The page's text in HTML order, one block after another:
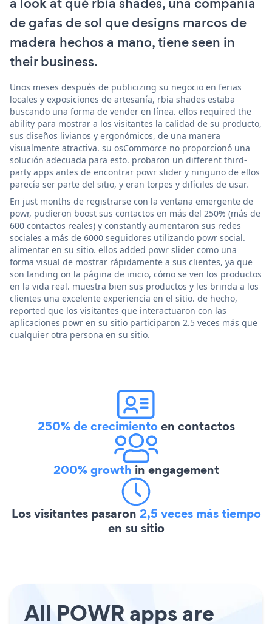
de gafas de sol que designs marcos de
madera hechos a mano, tiene seen in
their business.
Unos meses después de publicizing su negocio en ferias
locales y exposiciones de artesanía, rbia shades estaba
buscando una forma de vender en línea. ellos required the
ability para mostrar a los visitantes la calidad de su producto,
sus diseños livianos y ergonómicos, de una manera
visualmente atractiva. su osCommorce no proporcionó una
solución adecuada para esto. probaron un different third-
party apps antes de encontrar powr slider y ninguno de ellos
parecía ser parte del sitio, y eran torpes y difíciles de usar.
En just months de registrarse con la ventana emergente de
powr, pudieron boost sus contactos en más del 250% (más de
600 contactos reales) y constantly aumentaron sus redes
sociales a más de 6000 seguidores utilizando powr social.
alimentar en su sitio. ellos added powr slider como una
forma visual de mostrar rápidamente a sus clientes, ya que
son landing on la página de inicio, cómo se ven los productos
en la vida real. muestra bien sus productos y les brinda a los
clientes una excelente experiencia en el sitio. de hecho,
reported que los visitantes que interactuaron con las
aplicaciones powr en su sitio participaron 2.5 veces más que
cualquier otra persona en su sitio.
250% de crecimientoen contactos
200% growth in engagement
Los visitantes pasaron 2,5 veces más tiempo
en su sitio
All POWR apps are